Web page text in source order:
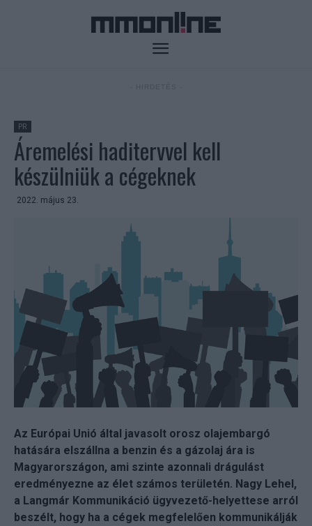
PR
Áremelési haditervvel kell
készülniük a cégeknek
2022. május 23.
Az Európai Unió által javasolt orosz olajembargó
hatására elszállna a benzin és a gázolaj ára is
Magyarországon, ami szinte azonnali drágulást
eredményezne az élet számos területén. Nagy Lehel,
a Langmár Kommunikáció ügyvezető-helyettese arról
beszélt, hogy ha a cégek megfelelően kommunikálják